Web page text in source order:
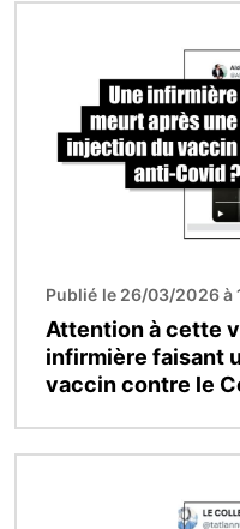
Publié le 26/03/2026 à
Attention à cette
infirmière faisant
vaccin contre le